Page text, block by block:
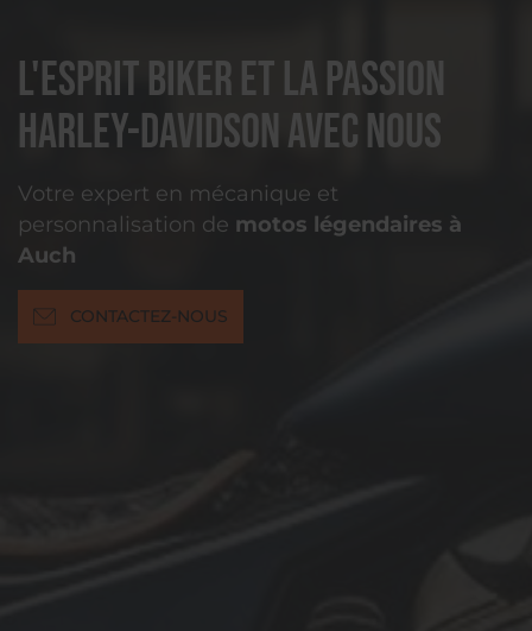
L'esprit biker et la passion
Harley-Davidson avec nous
Votre expert en mécanique et
personnalisation de motos légendaires à
Auch
CONTACTEZ-NOUS